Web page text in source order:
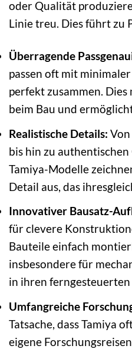
oder Qualität
Linie treu. Dies führt zu
Überragende
passen oft mit
perfekt zusammen.
beim Bau und
Realistische Details:
bis hin zu
Tamiya-Modelle
Detail aus, das
Innovativer Bausatz-
für clevere
Bauteile einfach
insbesondere für
in ihren
Umfangreiche
Tatsache, dass Tamiya
eigene